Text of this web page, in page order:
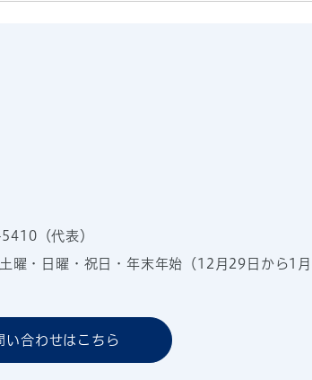
（代表）
曜・日曜・祝日・年末年始（12月29日から1
い合わせはこちら